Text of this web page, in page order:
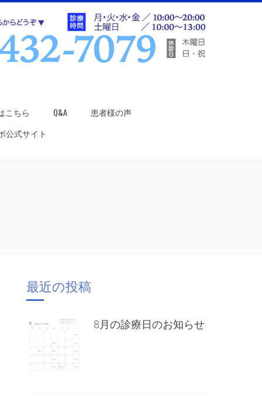
こちら Q&A
患者様の声
公式サイト
最近の投稿
8月の診療日のお知らせ